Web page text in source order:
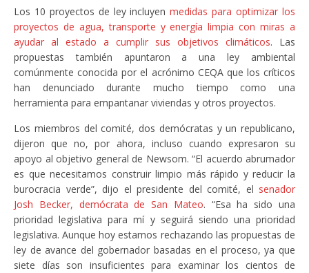
Los 10 proyectos de ley incluyenmedidas para optimizar los
proyectos de agua, transporte y energía limpia con miras a
ayudar al estado a cumplir sus objetivos climáticos. Las
propuestas también apuntaron a una ley ambiental
comúnmente conocida por el acrónimo CEQA que los críticos
han denunciado durante mucho tiempo como una
herramienta para empantanar viviendas y otros proyectos.
Los miembros del comité, dos demócratas y un republicano,
dijeron que no, por ahora, incluso cuando expresaron su
apoyo al objetivo general de Newsom. “El acuerdo abrumador
es que necesitamos construir limpio más rápido y reducir la
burocracia verde”, dijo el presidente del comité, el senador
Josh Becker, demócrata de San Mateo. “Esa ha sido una
prioridad legislativa para mí y seguirá siendo una prioridad
legislativa. Aunque hoy estamos rechazando las propuestas de
ley de avance del gobernador basadas en el proceso, ya que
siete días son insuficientes para examinar los cientos de